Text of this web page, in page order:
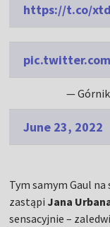
https://t.co/
— Górnik
June 23, 2022
Tym samym Gaul
zastąpi Jana
sensacyjnie –